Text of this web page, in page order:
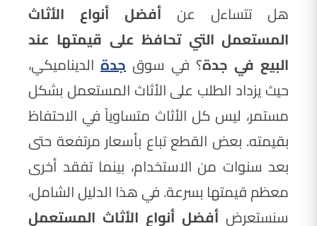
هل تتساءل عن أفضل أنواع الأثاث
المستعمل التي تحافظ على قيمتها عند
البيع في جدة؟ في سوق جدة الديناميكي،
حيث يزداد الطلب على الأثاث المستعمل بشكل
مستمر، ليس كل الأثاث متساوياً في الاحتفاظ
بقيمته. بعض القطع تباع بأسعار مرتفعة حتى
بعد سنوات من الاستخدام، بينما تفقد أخرى
معظم قيمتها بسرعة. في هذا الدليل الشامل،
سنستعرض أفضل أنواع الأثاث المستعمل